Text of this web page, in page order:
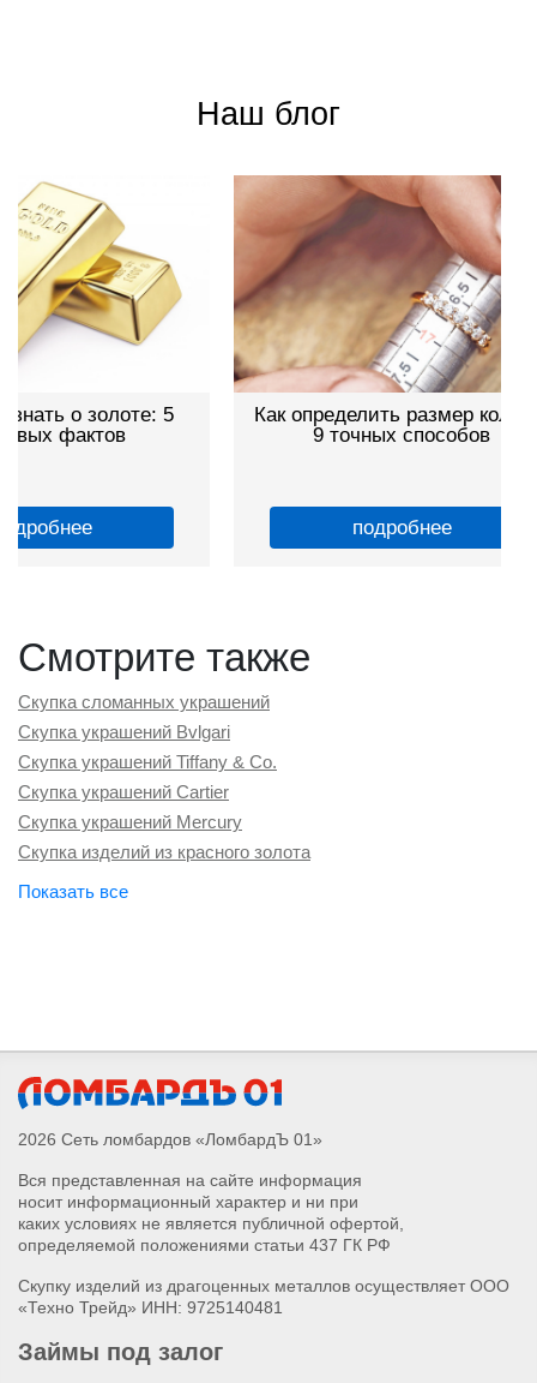
Наш блог
Как определить размер кольца:
9 точных способов
подробнее
Как
гид
Смотрите также
Скупка сломанных украшений
Скупка украшений Bvlgari
Скупка украшений Tiffany & Co.
Скупка украшений Cartier
Скупка украшений Mercury
Скупка изделий из красного золота
Скупка изделий из белого золота
Скупка золотой подвески с бриллиантом
Скупка золотых серег с бриллиантом
Скупка золотого кольца с бриллиантом
Скупка золотого слитка
Скупка золотых часов
Скупка золотых обручальных колец
Скупка золотого крестика
Скупка золотых монет
Скупка золотой подвески
Скупка золотого колье
2026 Сеть ломбардов «ЛомбардЪ 01»
Вся представленная на сайте информация
носит информационный характер и ни при
каких условиях не является публичной офертой,
определяемой положениями статьи 437 ГК РФ
Скупку изделий из драгоценных металлов осуществляет ООО
«Техно Трейд» ИНН: 9725140481
Займы под залог